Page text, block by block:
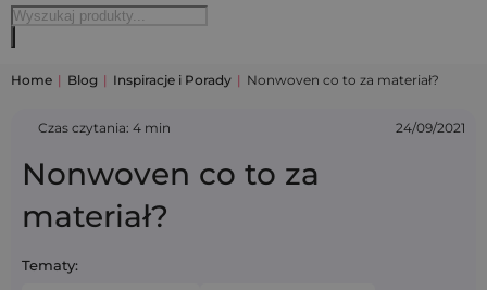
Home | Blog | Inspiracje i Porady | Nonwoven co to za materiał?
Czas czytania: 4 min 24/09/2021
Nonwoven co to za
materiał?
Tematy: